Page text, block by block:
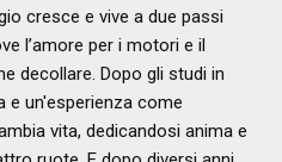
cresce e vive a due passi
l’amore per i motori e il
decollare. Dopo gli studi in
e un'esperienza come
vita, dedicandosi anima e